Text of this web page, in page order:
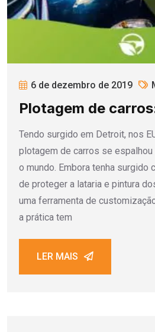
6 de dezembro de 2019
Plotagem de
Tendo surgido em Detroit, nos
plotagem de carros se
o mundo. Embora tenha surgido
de proteger a lataria e pintura
uma ferramenta de
a prática tem
LER MAIS